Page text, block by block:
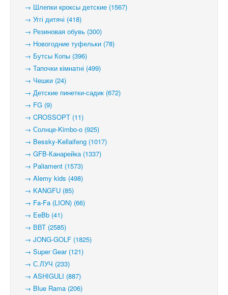
→ Шлепки кроксы детские (1567)
→ Уггі дитячі (418)
→ Резиновая обувь (300)
→ Новогодние туфельки (78)
→ Бутсы Копы (396)
→ Тапочки кімнатні (499)
→ Чешки (24)
→ Детские пинетки-садик (672)
→ FG (9)
→ CROSSOPT (11)
→ Солнце-Kimbo-o (925)
→ Bessky-Kellaifeng (1017)
→ GFB-Канарейка (1337)
→ Paliament (1573)
→ Alemy kids (498)
→ KANGFU (85)
→ Fa-Fa (LION) (66)
→ EeBb (41)
→ ВВТ (2585)
→ JONG-GOLF (1825)
→ Super Gear (121)
→ С.ЛУЧ (233)
→ ASHIGULI (887)
→ Blue Rama (206)